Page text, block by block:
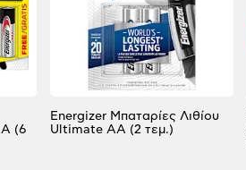
(6
Energizer Μπαταρίες Λιθίου
Ultimate AA (2 τεμ.)